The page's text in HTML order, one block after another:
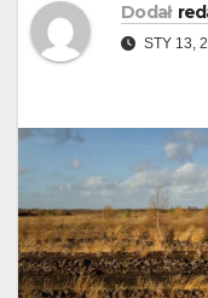
Dodał
STY 13,